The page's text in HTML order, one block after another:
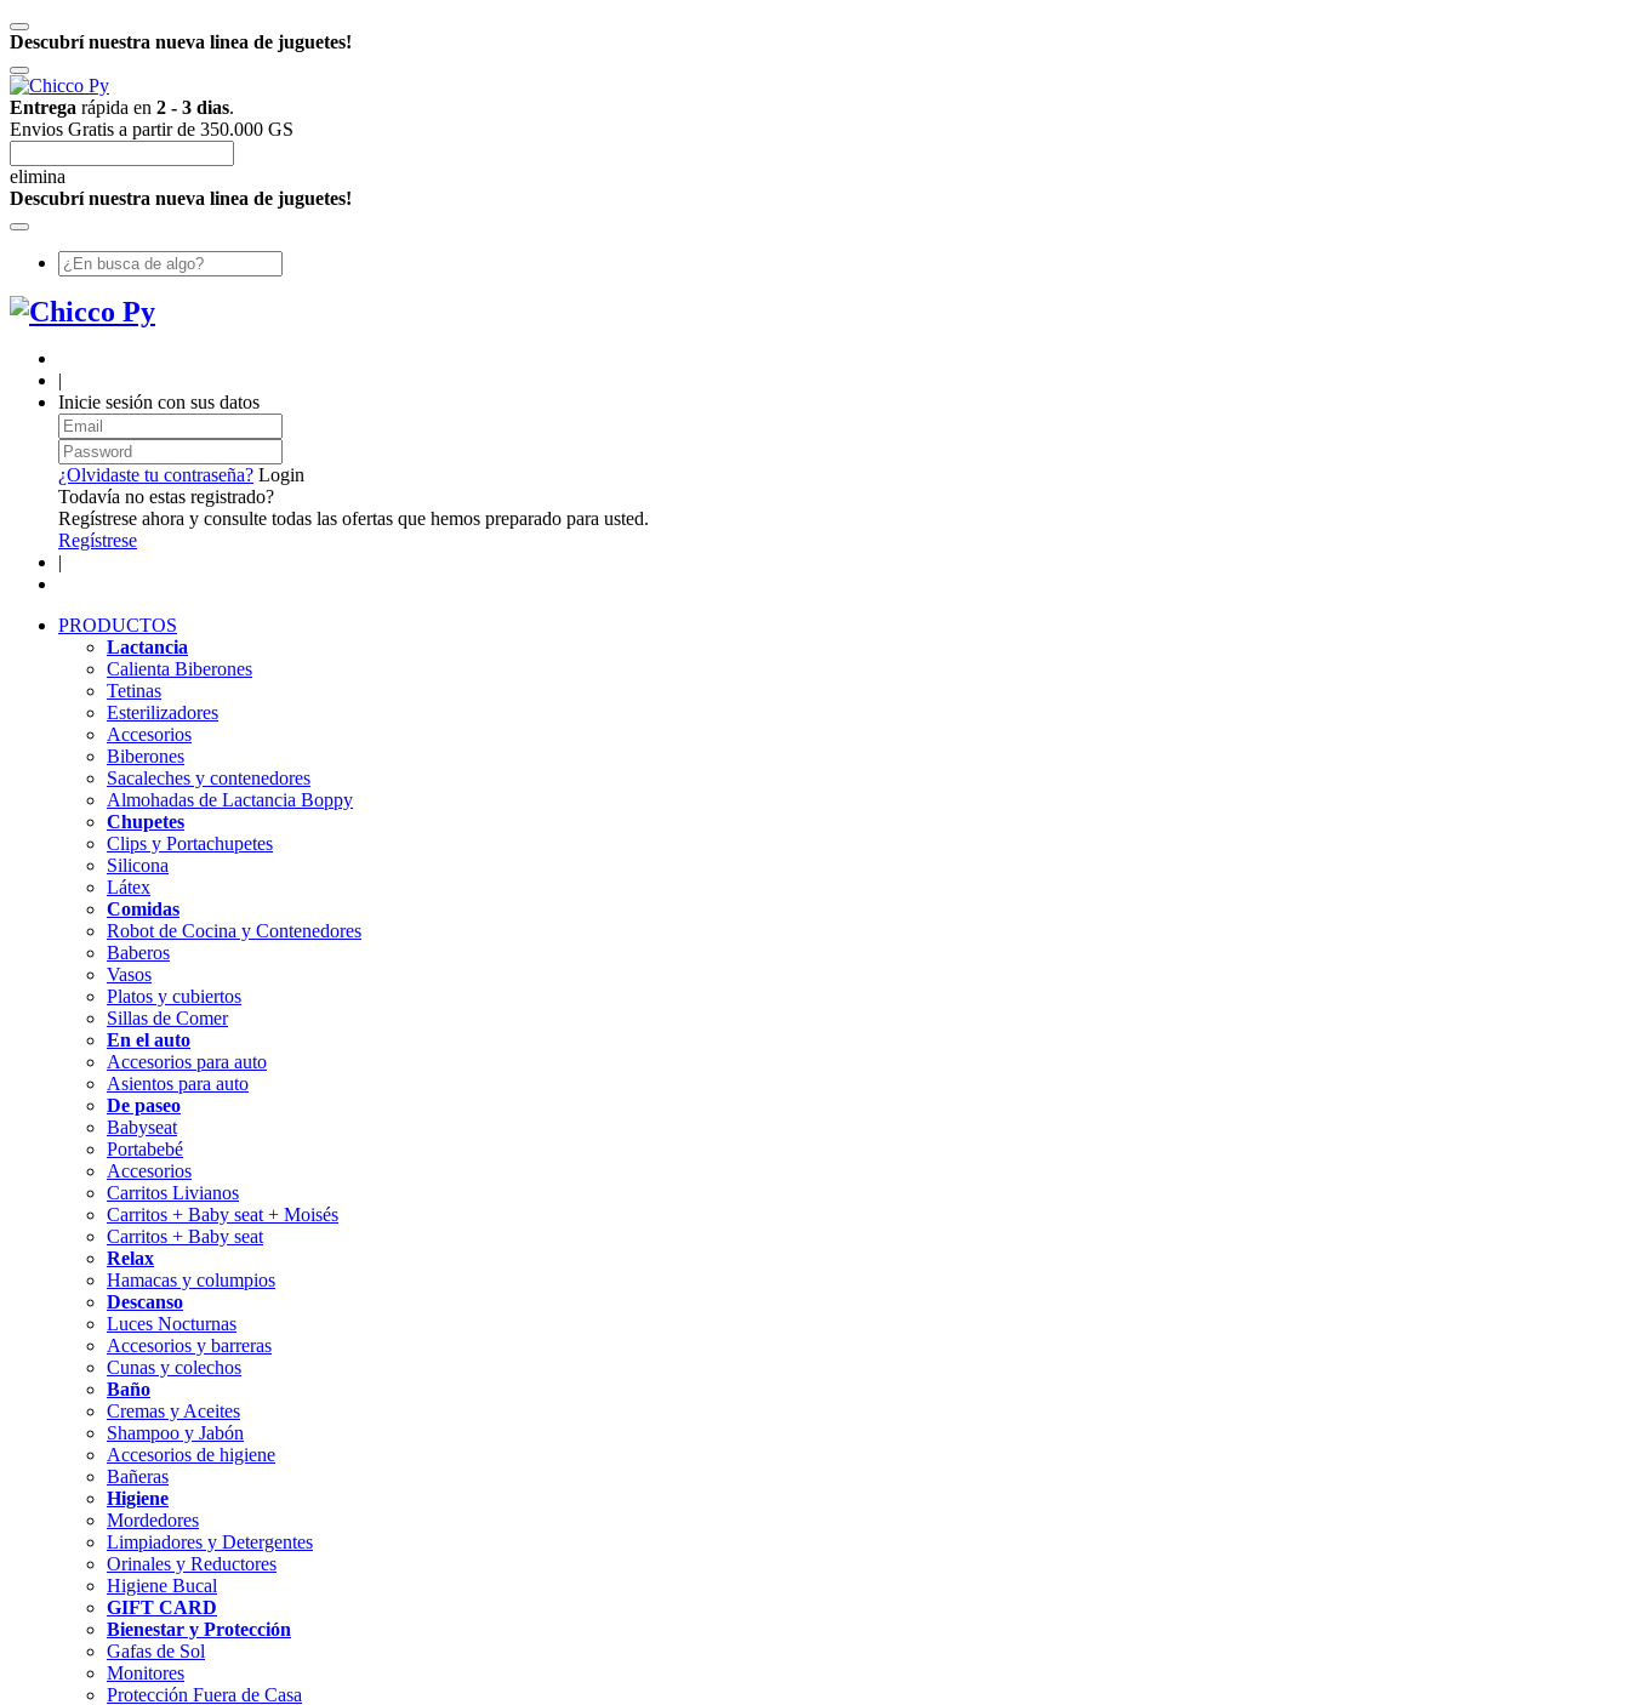
Descubrí nuestra nueva linea de juguetes!
Entrega rápida en 2 - 3 dias.
Envios Gratis a partir de 350.000 GS
elimina
Descubrí nuestra nueva linea de juguetes!
|
Inicie sesión con sus datos
¿Olvidaste tu contraseña? Login
Todavía no estas registrado?
Regístrese ahora y consulte todas las ofertas que hemos preparado para usted.
Regístrese
|
PRODUCTOS
Lactancia
Calienta Biberones
Tetinas
Esterilizadores
Accesorios
Biberones
Sacaleches y contenedores
Almohadas de Lactancia Boppy
Chupetes
Clips y Portachupetes
Silicona
Látex
Comidas
Robot de Cocina y Contenedores
Baberos
Vasos
Platos y cubiertos
Sillas de Comer
En el auto
Accesorios para auto
Asientos para auto
De paseo
Babyseat
Portabebé
Accesorios
Carritos Livianos
Carritos + Baby seat + Moisés
Carritos + Baby seat
Relax
Hamacas y columpios
Descanso
Luces Nocturnas
Accesorios y barreras
Cunas y colechos
Baño
Cremas y Aceites
Shampoo y Jabón
Accesorios de higiene
Bañeras
Higiene
Mordedores
Limpiadores y Detergentes
Orinales y Reductores
Higiene Bucal
GIFT CARD
Bienestar y Protección
Gafas de Sol
Monitores
Protección Fuera de Casa